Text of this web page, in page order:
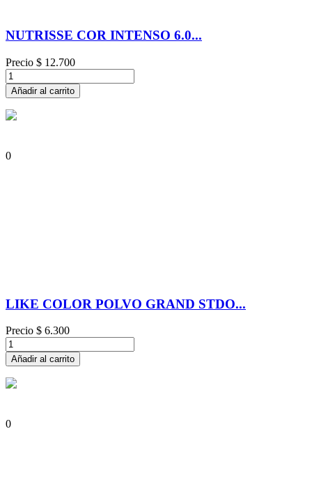
NUTRISSE COR INTENSO 6.0...
Precio $ 12.700
Añadir al carrito
0
LIKE COLOR POLVO GRAND STDO...
Precio $ 6.300
Añadir al carrito
0